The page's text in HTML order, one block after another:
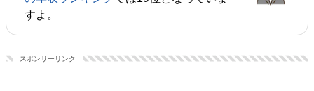
すよ。
スポンサーリンク